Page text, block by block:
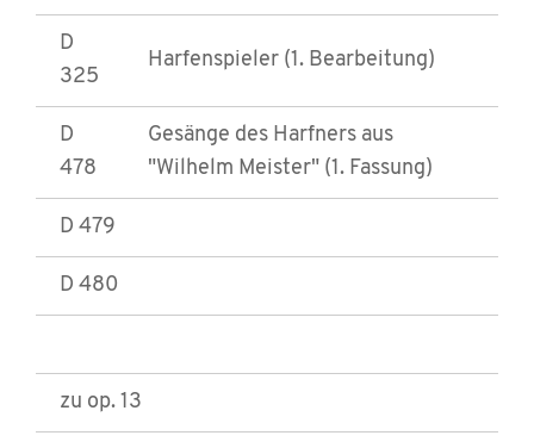
D
325
Harfenspieler (1. Bearbeitung)
D
478
Gesänge des Harfners aus
"Wilhelm Meister" (1. Fassung)
D 479
D 480
zu op. 13